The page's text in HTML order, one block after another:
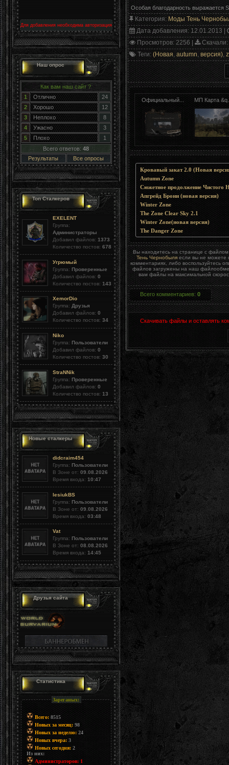
Для добавления необходима авторизация
Наш опрос
Как вам наш сайт ?
1
Отлично
24
2
Хорошо
12
3
Неплохо
8
4
Ужасно
3
5
Плохо
1
Всего ответов: 48
Результаты
Все опросы
Топ Сталкеров
EXELENT
Группа:
Администраторы
Добавил файлов: 1373
Количество постов: 678
Угрюмый
Группа: Проверенные
Добавил файлов: 0
Количество постов: 143
XemorDio
Группа: Друзья
Добавил файлов: 0
Количество постов: 34
Niko
Группа: Пользователи
Добавил файлов: 0
Количество постов: 30
StraNNik
Группа: Проверенные
Добавил файлов: 0
Количество постов: 13
Новые сталкеры
didcraim454
Группа: Пользователи
В Зоне от: 09.08.2026
Время входа: 10:47
lesiukBS
Группа: Пользователи
В Зоне от: 09.08.2026
Время входа: 03:48
Vat
Группа: Пользователи
В Зоне от: 08.08.2026
Время входа: 14:45
Друзья сайта
Статистика
Зареганых:
Всего:8515
Новых за месяц:98
Новых за неделю:24
Новых вчера:3
Новых сегодня:2
Из них:
Администраторов: 1
Особая благодарность выражается
Категория: Моды Тень
Дата добавления: 12.01.2013 |
Просмотров: 2256 | Скачали
Теги: (Новая autumn версия),
Официальный... MП Карта
Кровавый закат 2.0 (Новая
Autumn Zone
Сюжетное продолжение Чистого
Апгрейд Брони (новая версия)
Winter Zone
The Zone Clear Sky 2.1
Winter Zone(новая версия)
The Danger Zone
Вы находитесь на странице с
Тень Чернобыля если вы не можете
комментариях, либо воспользуйтесь
файлов загружены на наш
вам файлы на максимальной
Всего комментариев: 0
Скачивать файлы и оставлять